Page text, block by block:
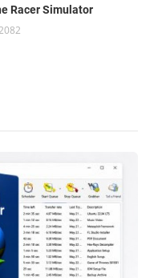
Racer Simulator